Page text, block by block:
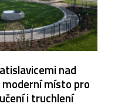
nad
místo pro
i truchlení